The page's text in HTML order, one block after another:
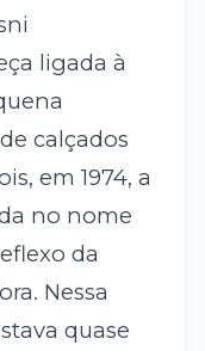
ligada à
calçados
em 1974, a
no nome
da
Nessa
quase